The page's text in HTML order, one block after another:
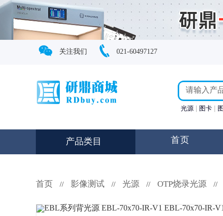
关注我们 021-60497127
光源 图卡
产品类目 首页
首页 // 影像测试 // 光源 // OTP烧录光源 //